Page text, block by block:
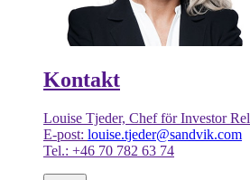
Kontakt
Louise Tjeder, Chef för Investor
E-post: louise.tjeder@sandvik.com
Tel.: +46 70 782 63 74